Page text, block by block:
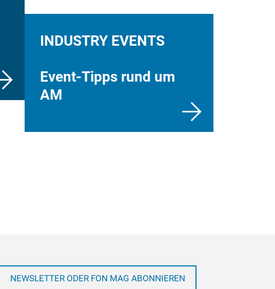
INDUSTRY EVENTS
Event-Tipps rund um
AM
NEWSLETTER ODER FON MAG ABONNIEREN